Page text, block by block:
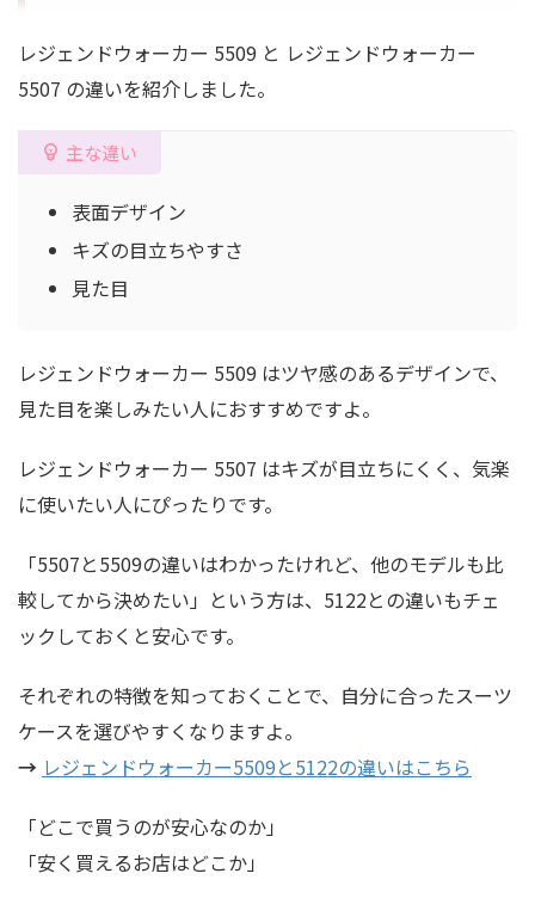
レジェンドウォーカー 5509 と レジェンドウォーカー
5507 の違いを紹介しました。
主な違い
表面デザイン
キズの目立ちやすさ
見た目
レジェンドウォーカー 5509 はツヤ感のあるデザインで、
見た目を楽しみたい人におすすめですよ。
レジェンドウォーカー 5507 はキズが目立ちにくく、気楽
に使いたい人にぴったりです。
「5507と5509の違いはわかったけれど、他のモデルも比
較してから決めたい」という方は、5122との違いもチェ
ックしておくと安心です。
それぞれの特徴を知っておくことで、自分に合ったスーツ
ケースを選びやすくなりますよ。
→ レジェンドウォーカー5509と5122の違いはこちら
「どこで買うのが安心なのか」
「安く買えるお店はどこか」